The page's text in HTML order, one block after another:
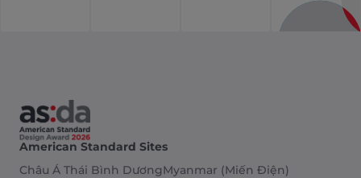
American Standard Sites
Châu Á Thái Bình DươngMyanmar (Miến Điện)